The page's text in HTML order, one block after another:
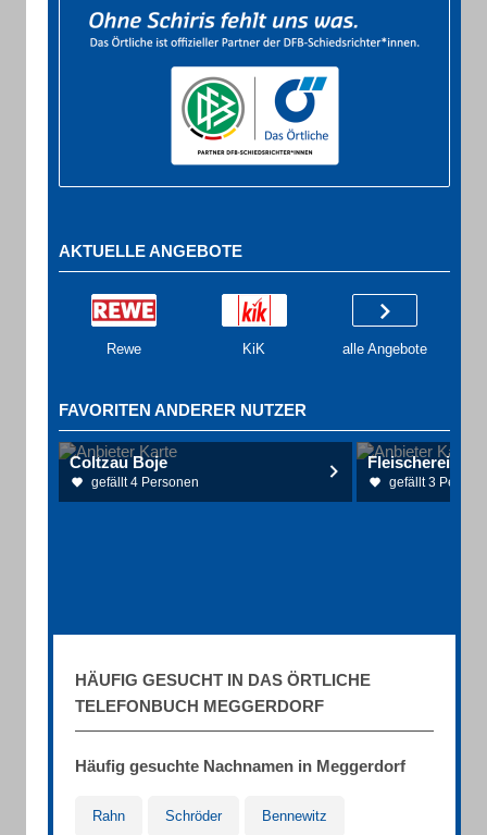
AKTUELLE ANGEBOTE
Rewe KiK alle Angebote
FAVORITEN ANDERER NUTZER
Coltzau Boje
gefällt 4 Personen gefällt 3
HÄUFIG GESUCHT IN DAS ÖRTLICHE
TELEFONBUCH MEGGERDORF
Häufig gesuchte Nachnamen in Meggerdorf
Rahn Schröder Bennewitz